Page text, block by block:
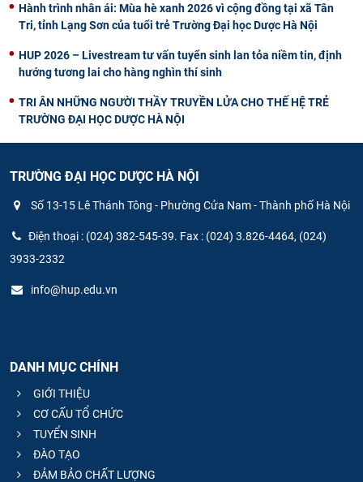
Hành trình nhân ái: Mùa hè xanh 2026 vì cộng đồng tại xã Tân
Tri, tỉnh Lạng Sơn của tuổi trẻ Trường Đại học Dược Hà Nội
HUP 2026 – Livestream tư vấn tuyển sinh lan tỏa niềm tin, định
hướng tương lai cho hàng nghìn thí sinh
TRI ÂN NHỮNG NGƯỜI THẦY TRUYỀN LỬA CHO THẾ HỆ TRẺ
TRƯỜNG ĐẠI HỌC DƯỢC HÀ NỘI
TRƯỜNG ĐẠI HỌC DƯỢC HÀ NỘI
Số 13-15 Lê Thánh Tông - Phường Cửa Nam - Thành phố Hà Nội
Điện thoại : (024) 382-545-39. Fax : (024) 3.826-4464, (024)
3933-2332
info@hup.edu.vn
DANH MỤC CHÍNH
GIỚI THIỆU
CƠ CẤU TỔ CHỨC
TUYỂN SINH
ĐÀO TẠO
ĐẢM BẢO CHẤT LƯỢNG